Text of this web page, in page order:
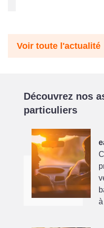
Voir toute l'actualité
Découvrez nos
particuliers